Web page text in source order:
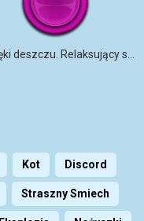
Kot Discord
Straszny Smiech